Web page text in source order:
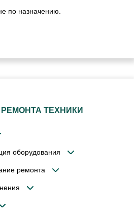
по назначению.
ТЕХНИКИ
оборудования
ремонта